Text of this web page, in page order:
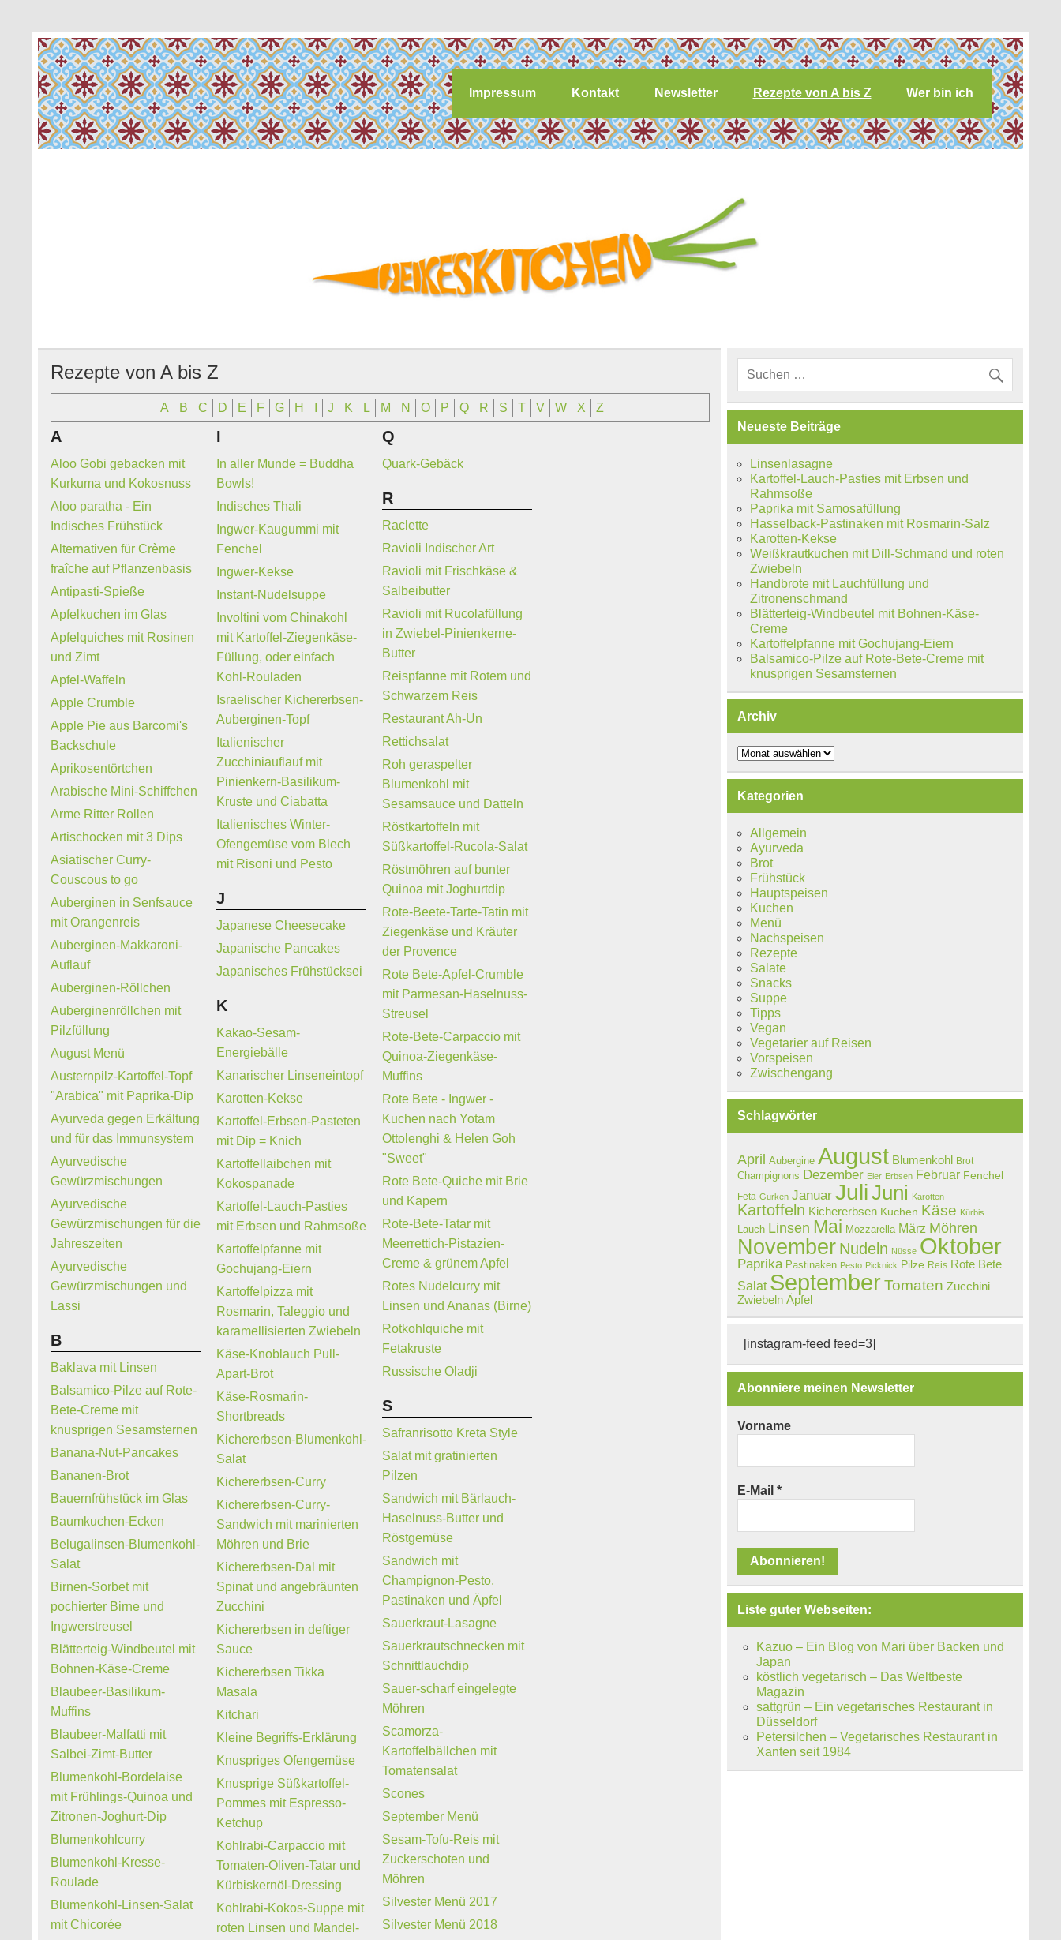
Impressum Kontakt Newsletter Rezepte von A bis Z Wer bin ich
Rezepte von A bis Z
A B C D E F G H J K L M N O P Q R S T V W X Z
A
Aloo Gobi gebacken mit
Kurkuma und Kokosnuss
Aloo paratha - Ein
Indisches Frühstück
Alternativen für Crème
fraîche auf Pflanzenbasis
Antipasti-Spieße
Apfelkuchen im Glas
Apfelquiches mit Rosinen
und Zimt
Apfel-Waffeln
Apple Crumble
Apple Pie aus Barcomi's
Backschule
Aprikosentörtchen
Arabische Mini-Schiffchen
Arme Ritter Rollen
Artischocken mit 3 Dips
Asiatischer Curry-
Couscous to go
Auberginen in Senfsauce
mit Orangenreis
Auberginen-Makkaroni-
Auflauf
Auberginen-Röllchen
Auberginenröllchen mit
Pilzfüllung
August Menü
Austernpilz-Kartoffel-Topf
"Arabica" mit Paprika-Dip
Ayurveda gegen Erkältung
und für das Immunsystem
Ayurvedische
Gewürzmischungen
Ayurvedische
Gewürzmischungen für die
Jahreszeiten
Ayurvedische
Gewürzmischungen und
Lassi
B
Baklava mit Linsen
Balsamico-Pilze auf Rote-
Bete-Creme mit
knusprigen Sesamsternen
Banana-Nut-Pancakes
Bananen-Brot
Bauernfrühstück im Glas
Baumkuchen-Ecken
Belugalinsen-Blumenkohl-
Salat
Birnen-Sorbet mit
pochierter Birne und
Ingwerstreusel
Blätterteig-Windbeutel mit
Bohnen-Käse-Creme
Blaubeer-Basilikum-
Muffins
Blaubeer-Malfatti mit
Salbei-Zimt-Butter
Blumenkohl-Bordelaise
mit Frühlings-Quinoa und
Zitronen-Joghurt-Dip
Blumenkohlcurry
Blumenkohl-Kresse-
Roulade
Blumenkohl-Linsen-Salat
mit Chicorée
I
In aller Munde = Buddha
Bowls!
Indisches Thali
Ingwer-Kaugummi mit
Fenchel
Ingwer-Kekse
Instant-Nudelsuppe
Involtini vom Chinakohl
mit Kartoffel-Ziegenkäse-
Füllung, oder einfach
Kohl-Rouladen
Israelischer Kichererbsen-
Auberginen-Topf
Italienischer
Zucchiniauflauf mit
Pinienkern-Basilikum-
Kruste und Ciabatta
Italienisches Winter-
Ofengemüse vom Blech
mit Risoni und Pesto
J
Japanese Cheesecake
Japanische Pancakes
Japanisches Frühstücksei
K
Kakao-Sesam-
Energiebälle
Kanarischer Linseneintopf
Karotten-Kekse
Kartoffel-Erbsen-Pasteten
mit Dip = Knich
Kartoffellaibchen mit
Kokospanade
Kartoffel-Lauch-Pasties
mit Erbsen und Rahmsoße
Kartoffelpfanne mit
Gochujang-Eiern
Kartoffelpizza mit
Rosmarin, Taleggio und
karamellisierten Zwiebeln
Käse-Knoblauch Pull-
Apart-Brot
Käse-Rosmarin-
Shortbreads
Kichererbsen-Blumenkohl-
Salat
Kichererbsen-Curry
Kichererbsen-Curry-
Sandwich mit marinierten
Möhren und Brie
Kichererbsen-Dal mit
Spinat und angebräunten
Zucchini
Kichererbsen in deftiger
Sauce
Kichererbsen Tikka
Masala
Kitchari
Kleine Begriffs-Erklärung
Knuspriges Ofengemüse
Knusprige Süßkartoffel-
Pommes mit Espresso-
Ketchup
Kohlrabi-Carpaccio mit
Tomaten-Oliven-Tatar und
Kürbiskernöl-Dressing
Kohlrabi-Kokos-Suppe mit
roten Linsen und Mandel-
Q
Quark-Gebäck
R
Raclette
Ravioli Indischer Art
Ravioli mit Frischkäse &
Salbeibutter
Ravioli mit Rucolafüllung
in Zwiebel-Pinienkerne-
Butter
Reispfanne mit Rotem und
Schwarzem Reis
Restaurant Ah-Un
Rettichsalat
Roh geraspelter
Blumenkohl mit
Sesamsauce und Datteln
Röstkartoffeln mit
Süßkartoffel-Rucola-Salat
Röstmöhren auf bunter
Quinoa mit Joghurtdip
Rote-Beete-Tarte-Tatin mit
Ziegenkäse und Kräuter
der Provence
Rote Bete-Apfel-Crumble
mit Parmesan-Haselnuss-
Streusel
Rote-Bete-Carpaccio mit
Quinoa-Ziegenkäse-
Muffins
Rote Bete - Ingwer -
Kuchen nach Yotam
Ottolenghi & Helen Goh
"Sweet"
Rote Bete-Quiche mit Brie
und Kapern
Rote-Bete-Tatar mit
Meerrettich-Pistazien-
Creme & grünem Apfel
Rotes Nudelcurry mit
Linsen und Ananas (Birne)
Rotkohlquiche mit
Fetakruste
Russische Oladji
S
Safranrisotto Kreta Style
Salat mit gratinierten
Pilzen
Sandwich mit Bärlauch-
Haselnuss-Butter und
Röstgemüse
Sandwich mit
Champignon-Pesto,
Pastinaken und Äpfel
Sauerkraut-Lasagne
Sauerkrautschnecken mit
Schnittlauchdip
Sauer-scharf eingelegte
Möhren
Scamorza-
Kartoffelbällchen mit
Tomatensalat
Scones
September Menü
Sesam-Tofu-Reis mit
Zuckerschoten und
Möhren
Silvester Menü 2017
Silvester Menü 2018
Neueste Beiträge
Linsenlasagne
Kartoffel-Lauch-Pasties mit Erbsen und
Rahmsoße
Paprika mit Samosafüllung
Hasselback-Pastinaken mit Rosmarin-Salz
Karotten-Kekse
Weißkrautkuchen mit Dill-Schmand und roten
Zwiebeln
Handbrote mit Lauchfüllung und
Zitronenschmand
Blätterteig-Windbeutel mit Bohnen-Käse-
Creme
Kartoffelpfanne mit Gochujang-Eiern
Balsamico-Pilze auf Rote-Bete-Creme mit
knusprigen Sesamsternen
Archiv
Archiv
Kategorien
Allgemein
Ayurveda
Brot
Frühstück
Hauptspeisen
Kuchen
Menü
Nachspeisen
Rezepte
Salate
Snacks
Suppe
Tipps
Vegan
Vegetarier auf Reisen
Vorspeisen
Zwischengang
Schlagwörter
April Aubergine August Blumenkohl Brot
Champignons Dezember Eier Erbsen Februar Fenchel
Feta Gurken Januar JuliJuni Karotten
Kartoffeln Kichererbsen Kuchen Käse Kürbis
Lauch Linsen Mai Mozzarella März Möhren
November Nudeln Nüsse Oktober
Paprika Pastinaken Pesto Picknick Pilze Reis Rote Bete
Salat September Tomaten Zucchini
Zwiebeln Äpfel
[instagram-feed feed=3]
Abonniere meinen Newsletter
Vorname
E-Mail*
Liste guter Webseiten:
Kazuo – Ein Blog von Mari über Backen und
Japan
köstlich vegetarisch – Das Weltbeste
Magazin
sattgrün – Ein vegetarisches Restaurant in
Düsseldorf
Petersilchen – Vegetarisches Restaurant in
Xanten seit 1984